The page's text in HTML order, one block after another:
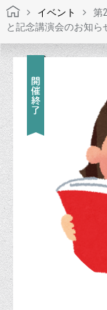
イベント
第
と記念講演会のお知ら